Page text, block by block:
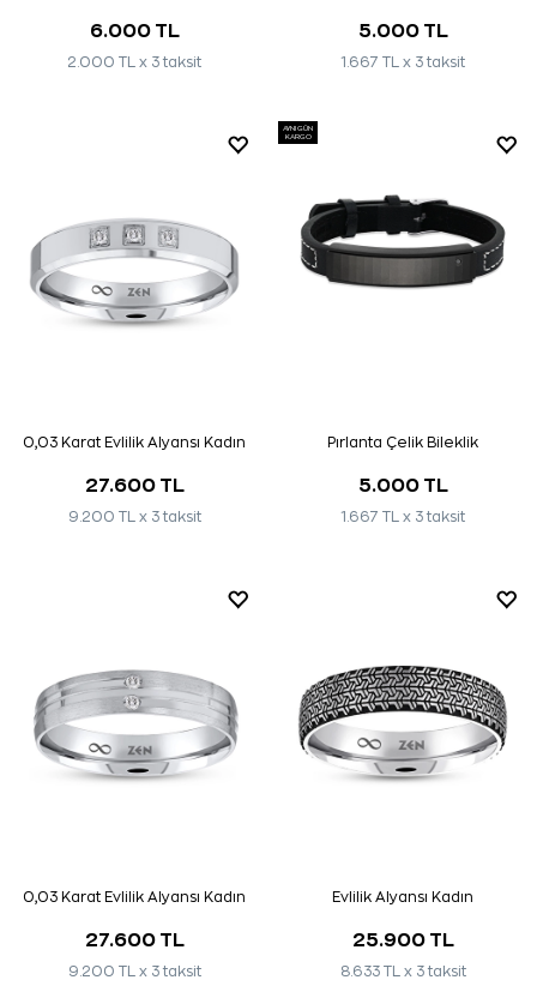
6.000 TL
2.000 TL x 3 taksit
5.000 TL
1.667 TL x 3 taksit
0,03 Karat Evlilik Alyansı Kadın
27.600 TL
9.200 TL x 3 taksit
AYNI GÜN
KARGO
Pırlanta Çelik Bileklik
5.000 TL
1.667 TL x 3 taksit
0,03 Karat Evlilik Alyansı Kadın
27.600 TL
9.200 TL x 3 taksit
Evlilik Alyansı Kadın
25.900 TL
8.633 TL x 3 taksit